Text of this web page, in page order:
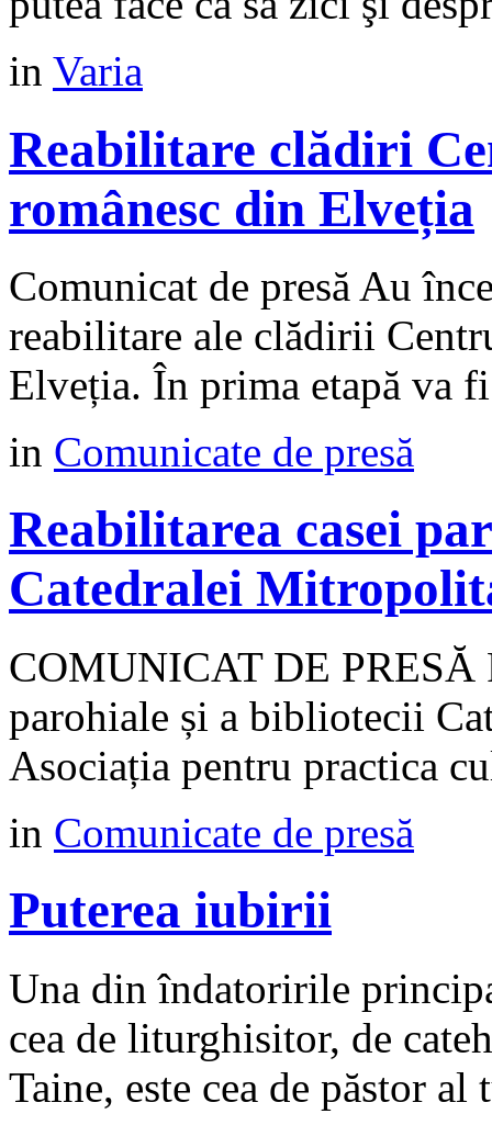
in Varia
Reabilitare clădiri
românesc din Elveția
Comunicat de presă Au
reabilitare ale clădirii
Elveția. În prima etapă va
in Comunicate de presă
Reabilitarea casei
Catedralei
COMUNICAT DE PRESĂ
parohiale și a bibliotecii
Asociația pentru practica
in Comunicate de presă
Puterea iubirii
Una din îndatoririle
cea de liturghisitor, de
Taine, este cea de păstor al